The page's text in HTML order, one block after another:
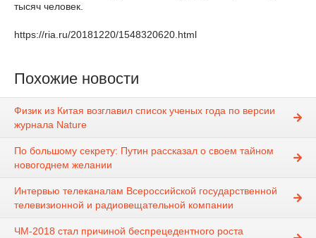
тысяч человек.
https://ria.ru/20181220/1548320620.html
Похожие новости
Физик из Китая возглавил список ученых года по версии
журнала Nature
По большому секрету: Путин рассказал о своем тайном
новогоднем желании
Интервью телеканалам Всероссийской государственной
телевизионной и радиовещательной компании
ЧМ-2018 стал причиной беспрецедентного роста